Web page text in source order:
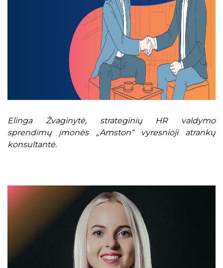
Elinga Žvaginytė, strateginių HR valdymo
sprendimų įmonės „Amston“ vyresnioji atrankų
konsultantė.